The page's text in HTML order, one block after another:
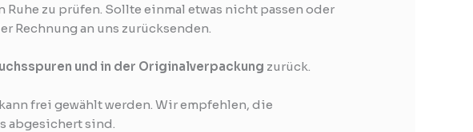
Ruhe zu prüfen. Sollte einmal etwas nicht passen oder
Rechnung an uns zurücksenden.
und in der Originalverpackung zurück.
frei gewählt werden. Wir empfehlen, die
abgesichert sind.